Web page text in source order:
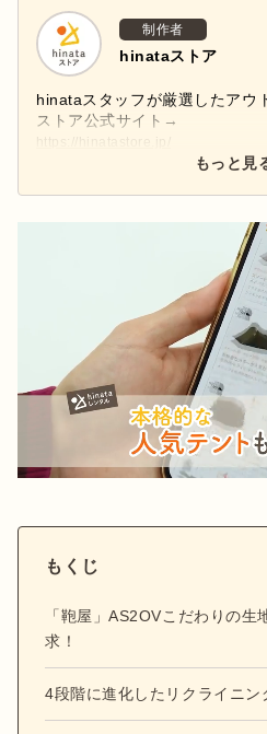
制作者
hinataストア
hinataスタッフが厳選したアウ
ストア公式サイト→
hinataストア公式インスタグラ
もっと見
もくじ
「鞄屋」AS2OVこだわりの生
求！
4段階に進化したリクライニン